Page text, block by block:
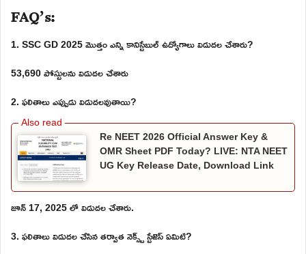
FAQ’s:
1. SSC GD 2025 మొత్తం ఎన్ని కానిస్టేబుల్ ఉద్యోగాలు విడుదల చేశారు?
53,690 పోస్టులను విడుదల చేశారు
2. ఫలితాలు ఎప్పుడు విడుదలవుతాయి?
Re NEET 2026 Official Answer Key &
OMR Sheet PDF Today? LIVE: NTA NEET
UG Key Release Date, Download Link
జూన్ 17, 2025 లో విడుదల చేశారు.
3. ఫలితాలు విడుదల చేసిన తర్వాత నెక్స్ట్ స్టేజెస్ ఏమిటి?